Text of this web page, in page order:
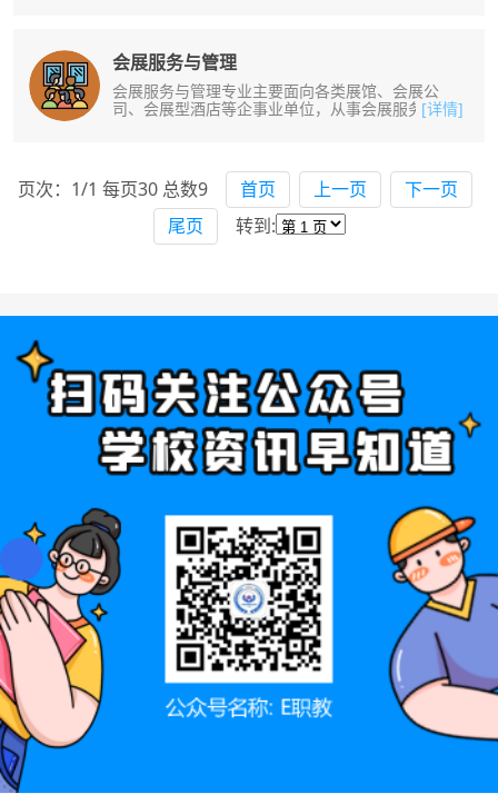
会展服务与管理
会展服务与管理专业主要面向各类展馆、会展公
司、会展型酒店等企事业单位，从事会展服务、策
[详情]
页次：1/1 每页30 总数9 首页 上一页
下一页
尾页
转到: